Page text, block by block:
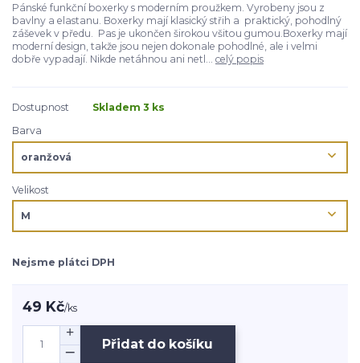
Pánské funkční boxerky s moderním proužkem. Vyrobeny jsou z
bavlny a elastanu. Boxerky mají klasický střih a praktický, pohodlný
záševek v předu. Pas je ukončen širokou všitou gumou.Boxerky mají
moderní design, takže jsou nejen dokonale pohodlné, ale i velmi
dobře vypadají. Nikde netáhnou ani netl... celý popis
Dostupnost
Skladem 3 ks
Barva
Velikost
Nejsme plátci DPH
49 Kč/ks
Přidat do košíku